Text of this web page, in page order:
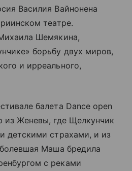
Василия Вайнонена
театре.
Шемякина,
борьбу двух миров,
и ирреального,
балета Dance open
из Женевы, где Щелкунчик
детскими страхами, и из
Маша бредила
с реками